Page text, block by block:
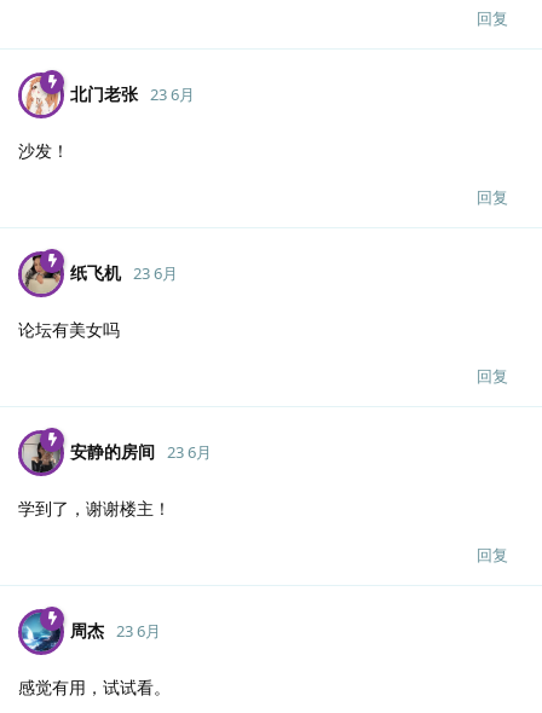
回复
北门老张 23 6月
沙发！
回复
纸飞机 23 6月
论坛有美女吗
回复
安静的房间 23 6月
学到了，谢谢楼主！
回复
周杰 23 6月
感觉有用，试试看。